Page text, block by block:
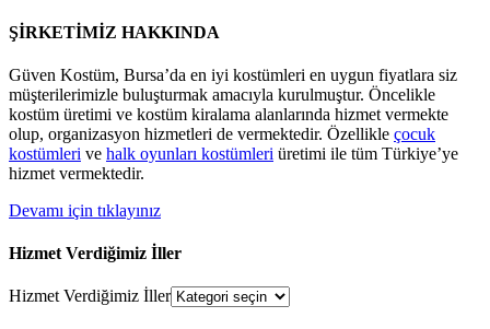
ŞİRKETİMİZ HAKKINDA
Güven Kostüm, Bursa’da en iyi kostümleri en uygun fiyatlara siz
müşterilerimizle buluşturmak amacıyla kurulmuştur. Öncelikle
kostüm üretimi ve kostüm kiralama alanlarında hizmet vermekte
olup, organizasyon hizmetleri de vermektedir. Özellikle çocuk
kostümleri ve halk oyunları kostümleri üretimi ile tüm Türkiye’ye
hizmet vermektedir.
Devamı için tıklayınız
Hizmet Verdiğimiz İller
Hizmet Verdiğimiz İller